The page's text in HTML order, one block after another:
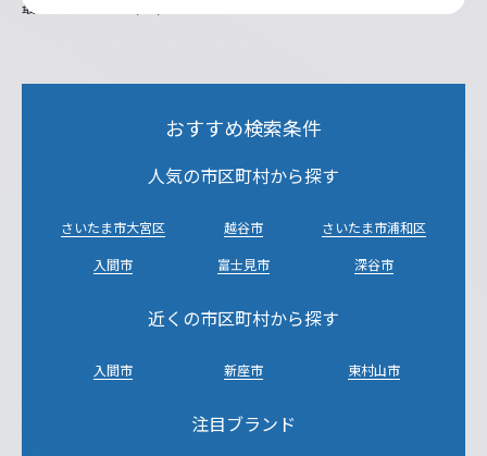
最終更新日：2026/08/04
おすすめ検索条件
人気の市区町村から探す
さいたま市大宮区 越谷市
さいたま市浦和区
入間市
富士見市 深谷市
近くの市区町村から探す
入間市 新座市 東村山市
注目ブランド